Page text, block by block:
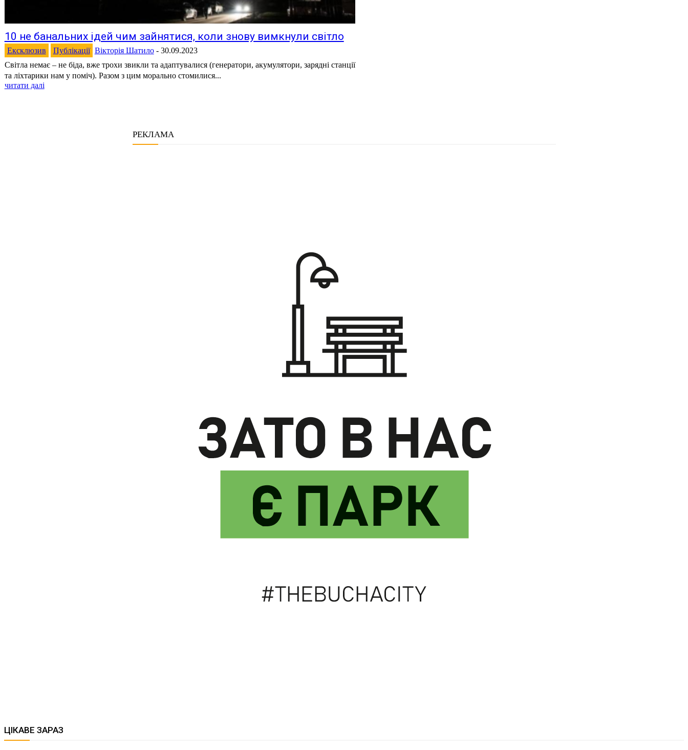
10 не банальних ідей чим зайнятися, коли знову вимкнули світло
Ексклюзив Публікації Вікторія Шатило - 30.09.2023
Світла немає – не біда, вже трохи звикли та адаптувалися (генератори, акумулятори, зарядні станції
та ліхтарики нам у поміч). Разом з цим морально стомилися...
читати далі
РЕКЛАМА
ЦІКАВЕ ЗАРАЗ